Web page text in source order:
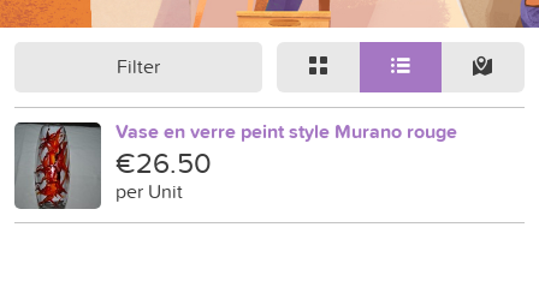
Filter
Vase en verre peint style Murano rouge
€26.50
per Unit